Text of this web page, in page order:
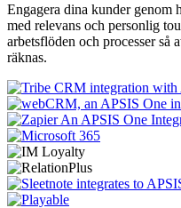
Engagera dina kunder genom
med relevans och personlig
arbetsflöden och processer så
räknas.